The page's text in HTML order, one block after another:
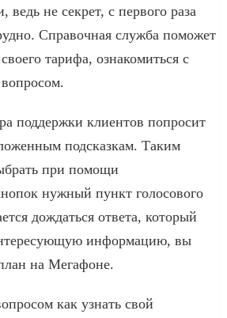
ведь не секрет, с первого раза
Справочная служба поможет
тарифа, ознакомиться с
поддержки клиентов попросит
подсказкам. Таким
при помощи
нужный пункт голосового
дождаться ответа, который
информацию, вы
на Мегафоне.
как узнать свой